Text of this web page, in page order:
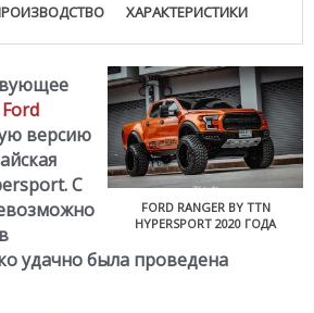
ХАРАКТЕРИСТИКИ
FORD RANGER BY TTN
HYPERSPORT 2020 ГОДА
Ford
версию
С
удачно была проведена